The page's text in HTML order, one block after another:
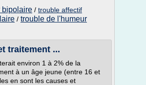
bipolaire / trouble affectif
/ trouble de l'humeur
traitement ...
environ 1 à 2% de la
à un âge jeune (entre 16 et
en sont les causes et